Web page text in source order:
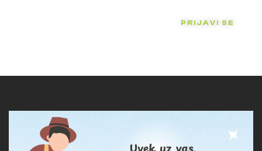
PRIJAVI SE